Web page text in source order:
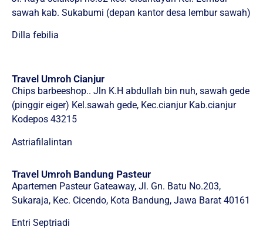
sawah kab. Sukabumi (depan kantor desa lembur sawah)
Dilla febilia
Travel Umroh Cianjur
Chips barbeeshop.. Jln K.H abdullah bin nuh, sawah gede
(pinggir eiger) Kel.sawah gede, Kec.cianjur Kab.cianjur
Kodepos 43215
Astriafilalintan
Travel Umroh Bandung Pasteur
Apartemen Pasteur Gateaway, Jl. Gn. Batu No.203,
Sukaraja, Kec. Cicendo, Kota Bandung, Jawa Barat 40161
Entri Septriadi